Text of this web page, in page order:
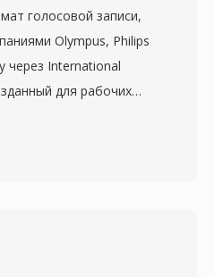
голосовой записи,
Olympus, Philips
через International
для рабочих
применяет
на частотных